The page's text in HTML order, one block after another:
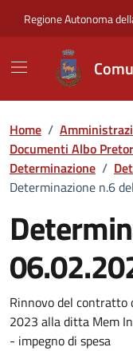
Regione Autonoma
Home /
Documenti Albo
Determinazione /
Determinazione n.6
Dettaglio del
Rinnovo del contratto
2023 alla ditta Mem
- impegno di spesa